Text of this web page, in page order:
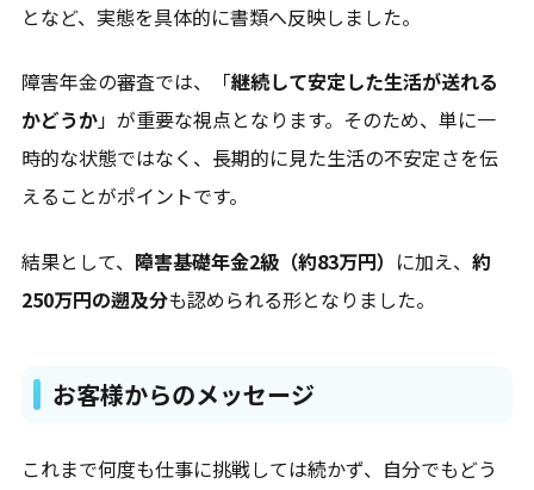
となど、実態を具体的に書類へ反映しました。
障害年金の審査では、「継続して安定した生活が送れる
かどうか」が重要な視点となります。そのため、単に一
時的な状態ではなく、長期的に見た生活の不安定さを伝
えることがポイントです。
結果として、 障害基礎年金2級（約83万円） に加え、 約
250万円の遡及分も認められる形となりました。
お客様からのメッセージ
これまで何度も仕事に挑戦しては続かず、自分でもどう